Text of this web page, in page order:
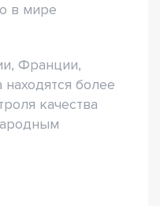
в мире
Франции,
более
качества